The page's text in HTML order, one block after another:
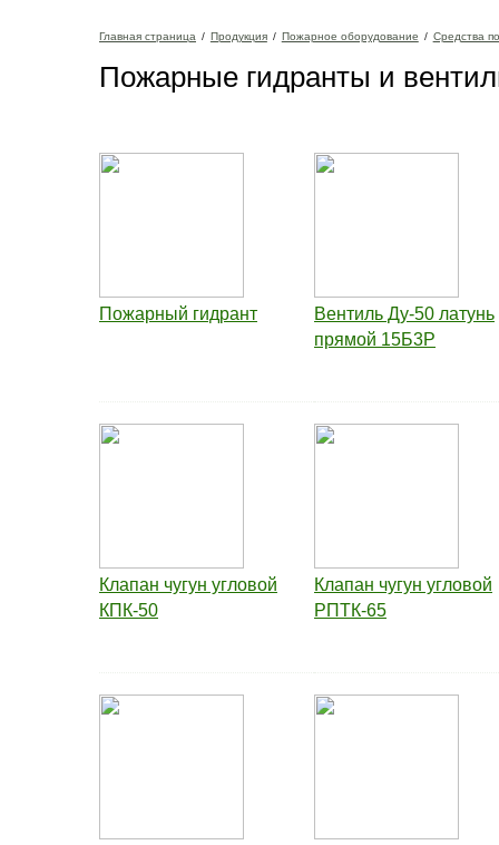
Главная страница / Продукция / Пожарное оборудование / Средства
Пожарные гидранты и
Пожарный гидрант
Вентиль Ду-50 латунь
прямой 15Б3Р
Клапан чугун угловой
КПК-50
Клапан чугун угловой
РПТК-65